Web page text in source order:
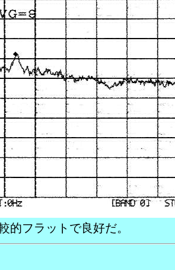
的フラットで良好だ。